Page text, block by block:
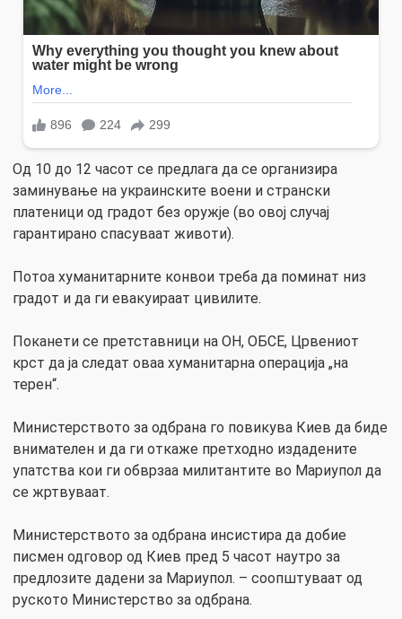
Од 10 до 12 часот се предлага да се организира
заминување на украинските воени и странски
платеници од градот без оружје (во овој случај
гарантирано спасуваат животи).
Потоа хуманитарните конвои треба да поминат низ
градот и да ги евакуираат цивилите.
Поканети се претставници на ОН, ОБСЕ, Црвениот
крст да ја следат оваа хуманитарна операција „на
терен“.
Министерството за одбрана го повикува Киев да биде
внимателен и да ги откаже претходно издадените
упатства кои ги обврзаа милитантите во Мариупол да
се жртвуваат.
Министерството за одбрана инсистира да добие
писмен одговор од Киев пред 5 часот наутро за
предлозите дадени за Мариупол. – соопштуваат од
руското Министерство за одбрана.